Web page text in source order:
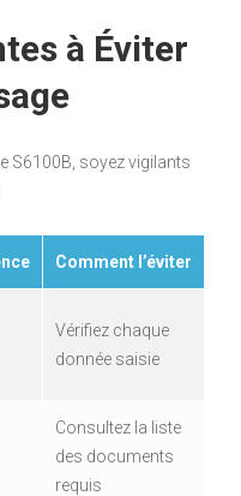
à Éviter
S6100B, soyez vigilants
Comment l’éviter
Vérifiez chaque
donnée saisie
Consultez la liste
des documents
requis